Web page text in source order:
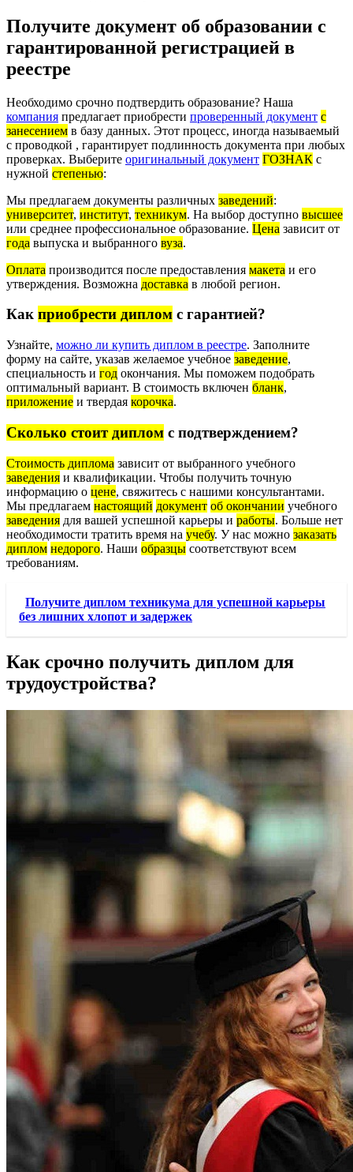
Получите документ об образовании с
гарантированной регистрацией в
реестре
Необходимо срочно подтвердить образование? Наша
компания предлагает приобрести проверенный документ с
занесением в базу данных. Этот процесс, иногда называемый
с проводкой , гарантирует подлинность документа при любых
проверках. Выберите оригинальный документ ГОЗНАК с
нужной степенью:
Мы предлагаем документы различных заведений:
университет, институт, техникум. На выбор доступно высшее
или среднее профессиональное образование. Цена зависит от
года выпуска и выбранного вуза.
Оплата производится после предоставления макета и его
утверждения. Возможна доставка в любой регион.
Как приобрести диплом с гарантией?
Узнайте, можно ли купить диплом в реестре. Заполните
форму на сайте, указав желаемое учебное заведение,
специальность и год окончания. Мы поможем подобрать
оптимальный вариант. В стоимость включен бланк,
приложение и твердая корочка.
Сколько стоит диплом с подтверждением?
Стоимость диплома зависит от выбранного учебного
заведения и квалификации. Чтобы получить точную
информацию о цене, свяжитесь с нашими консультантами.
Мы предлагаем настоящий документ об окончании учебного
заведения для вашей успешной карьеры и работы. Больше нет
необходимости тратить время на учебу. У нас можно заказать
диплом недорого. Наши образцы соответствуют всем
требованиям.
Получите диплом техникума для успешной карьеры
без лишних хлопот и задержек
Как срочно получить диплом для
трудоустройства?